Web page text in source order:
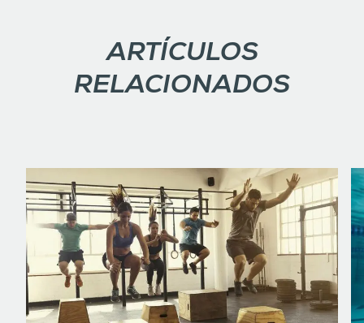
ARTÍCULOS
RELACIONADOS